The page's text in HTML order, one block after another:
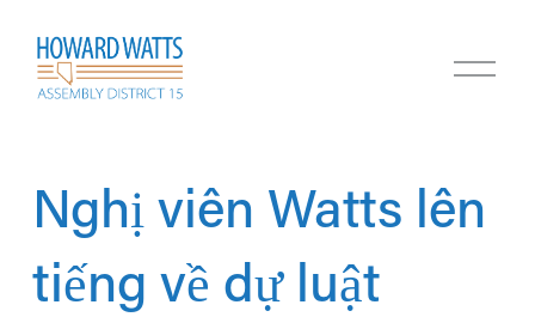
M
ở
Nghị viên Watts lên
tiếng về dự luật